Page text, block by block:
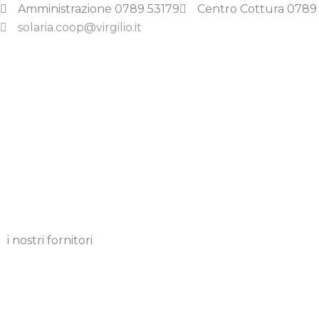
Vai
al
Amministrazione 0789 53179
Centro Cottura 0789
solaria.coop@virgilio.it
i nostri fornitori